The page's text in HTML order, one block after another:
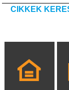
CIKKEK